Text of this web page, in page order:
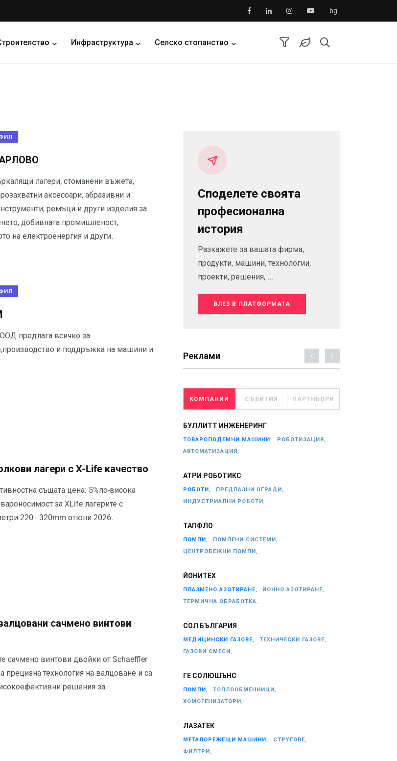
bg
Инфраструктура Селско стопанство
лагери, стоманени въжета,
аксесоари, абразивни и
ремъци и други изделия за
добивната промишленост,
на електроенергия и други.
предлага всичко за
и поддръжка на машини и
лагери с X-Life качество
същата цена: 5%по-висока
за XLife лагерите с
220 - 320mm отюни 2026.
сачмено винтови
сачмено винтови двойки от Schaeffler
прецизна технология на валцоване и са
решения за
Споделете своята
професионална
история
Разкажете за вашата фирма,
продукти, машини, технологии,
проекти, решения, ...
ВЛЕЗ В ПЛАТФОРМАТА
Реклами
КОМПАНИИ СЪБИТИЯ ПАРТНЬОРИ
БУЛЛИТТ ИНЖЕНЕРИНГ
ТОВАРОПОДЕМНИ МАШИНИ,
РОБОТИЗАЦИЯ,
АВТОМАТИЗАЦИЯ,
АТРИ РОБОТИКС
РОБОТИ,
ПРЕДПАЗНИ ОГРАДИ,
ИНДУСТРИАЛНИ РОБОТИ,
ТАПФЛО
ПОМПИ,
ПОМПЕНИ СИСТЕМИ,
ЦЕНТРОБЕЖНИ ПОМПИ,
ЙОНИТЕХ
ПЛАЗМЕНО АЗОТИРАНЕ,
ЙОННО АЗОТИРАНЕ,
ТЕРМИЧНА ОБРАБОТКА,
СОЛ БЪЛГАРИЯ
МЕДИЦИНСКИ ГАЗОВЕ,
ТЕХНИЧЕСКИ ГАЗОВЕ,
ГАЗОВИ СМЕСИ,
ГЕ СОЛЮШЪНС
ПОМПИ,
ТОПЛООБМЕННИЦИ,
ХОМОГЕНИЗАТОРИ,
ЛАЗАТЕК
МЕТАЛОРЕЖЕЩИ МАШИНИ,
СТРУГОВЕ,
ФИЛТРИ,